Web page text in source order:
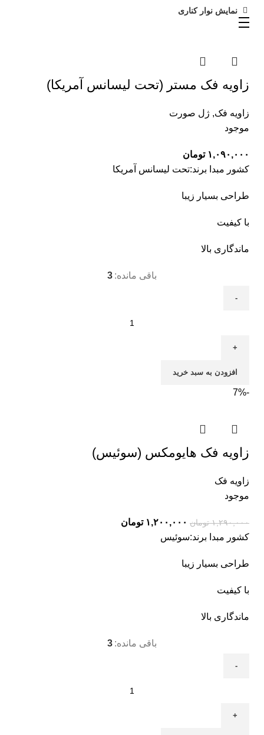
نمایش نوار کناری
زاویه فک مستر (تحت لیسانس آمریکا)
زاویه فک, ژل صورت
موجود
۱,۰۹۰,۰۰۰ تومان
کشور مبدا برند:تحت لیسانس آمریکا
طراحی بسیار زیبا
با کیفیت
ماندگاری بالا
باقی مانده: 3
افزودن به سبد خرید
-7%
زاویه فک هایومکس (سوئیس)
زاویه فک
موجود
۱,۲۹۰,۰۰۰ تومان ۱,۲۰۰,۰۰۰ تومان
کشور مبدا برند:سوئیس
طراحی بسیار زیبا
با کیفیت
ماندگاری بالا
باقی مانده: 3